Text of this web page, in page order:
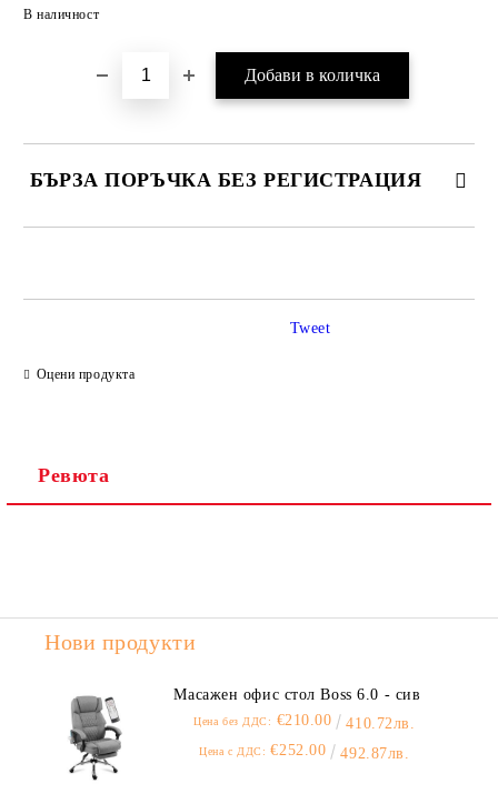
В наличност
БЪРЗА ПОРЪЧКА БЕЗ РЕГИСТРАЦИЯ
Оцени продукта
Tweet
Ревюта
Нови продукти
Масажен офис стол Boss 6.0 - сив
Цена без ДДС: €210.00 410.72лв.
Цена с ДДС: €252.00 492.87лв.